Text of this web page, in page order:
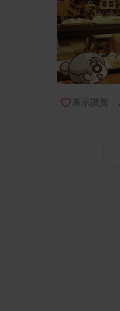
表示讚賞